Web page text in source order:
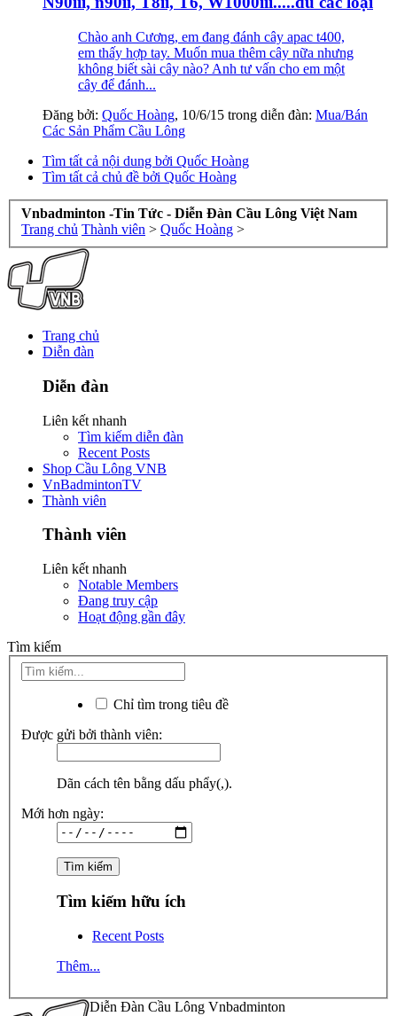
Chào anh Cương, em đang đánh cây apac t400,
em thấy hợp tay. Muốn mua thêm cây nữa nhưng
không biết sài cây nào? Anh tư vấn cho em một
cây để đánh...
Đăng bởi: Quốc Hoàng, 10/6/15 trong diễn đàn: Mua/Bán
Các Sản Phẩm Cầu Lông
Tìm tất cả nội dung bởi Quốc Hoàng
Tìm tất cả chủ đề bởi Quốc Hoàng
Vnbadminton -Tin Tức - Diễn Đàn Cầu Lông Việt Nam
Trang chủ Thành viên > Quốc Hoàng >
Trang chủ
Diễn đàn
Diễn đàn
Liên kết nhanh
Tìm kiếm diễn đàn
Recent Posts
Shop Cầu Lông VNB
VnBadmintonTV
Thành viên
Thành viên
Liên kết nhanh
Notable Members
Đang truy cập
Hoạt động gần đây
Tìm kiếm
Chỉ tìm trong tiêu đề
Được gửi bởi thành viên:
Dãn cách tên bằng dấu phẩy(,).
Mới hơn ngày:
Tìm kiếm hữu ích
Recent Posts
Thêm...
Diễn Đàn Cầu Lông Vnbadminton